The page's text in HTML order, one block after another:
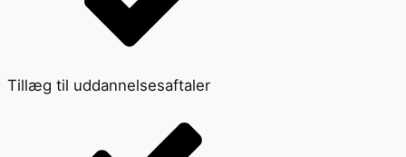
Tillæg til uddannelsesaftaler